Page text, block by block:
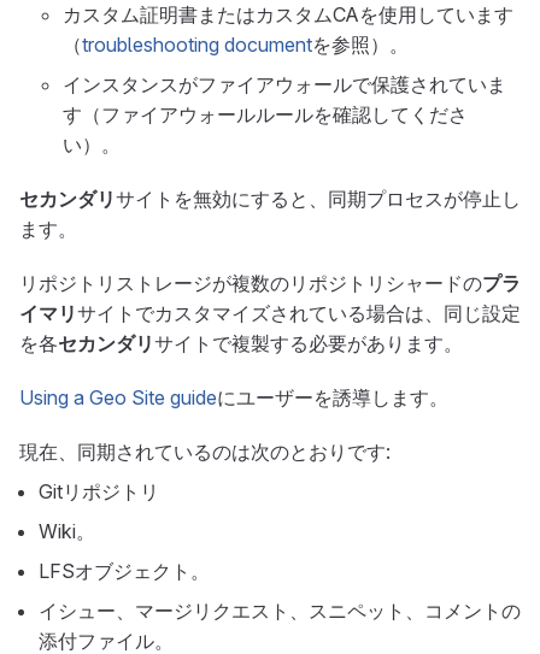
カスタム証明書またはカスタムCAを使用しています
（troubleshooting documentを参照）。
インスタンスがファイアウォールで保護されていま
す（ファイアウォールルールを確認してくださ
い）。
セカンダリサイトを無効にすると、同期プロセスが停止し
ます。
リポジトリストレージが複数のリポジトリシャードのプラ
イマリサイトでカスタマイズされている場合は、同じ設定
を各セカンダリサイトで複製する必要があります。
Using a Geo Site guideにユーザーを誘導します。
現在、同期されているのは次のとおりです:
Gitリポジトリ
Wiki。
LFSオブジェクト。
イシュー、マージリクエスト、スニペット、コメントの
添付ファイル。